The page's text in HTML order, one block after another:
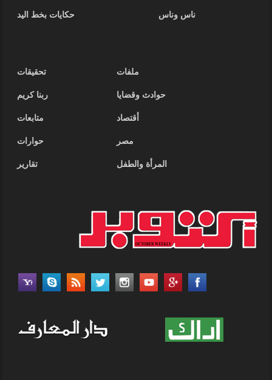
ناس وناس
حكايات بخط اليد
ملفات
تحقيقات
حوادث وقضايا
ربنا كريم
أقتصاد
متابعات
مصر
حوارات
المرأة والطفل
تقارير